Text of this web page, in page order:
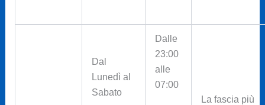
Dal
Lunedì al
Sabato
Dalle
23:00
alle
07:00
La fascia più